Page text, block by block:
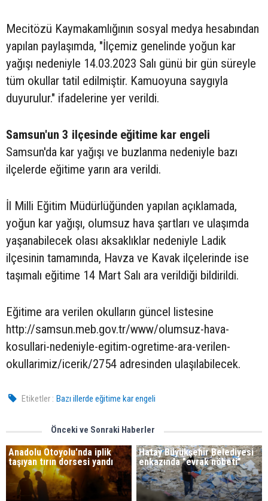
Mecitözü Kaymakamlığının sosyal medya hesabından
yapılan paylaşımda, "İlçemiz genelinde yoğun kar
yağışı nedeniyle 14.03.2023 Salı günü bir gün süreyle
tüm okullar tatil edilmiştir. Kamuoyuna saygıyla
duyurulur." ifadelerine yer verildi.
Samsun'un 3 ilçesinde eğitime kar engeli
Samsun'da kar yağışı ve buzlanma nedeniyle bazı
ilçelerde eğitime yarın ara verildi.
İl Milli Eğitim Müdürlüğünden yapılan açıklamada,
yoğun kar yağışı, olumsuz hava şartları ve ulaşımda
yaşanabilecek olası aksaklıklar nedeniyle Ladik
ilçesinin tamamında, Havza ve Kavak ilçelerinde ise
taşımalı eğitime 14 Mart Salı ara verildiği bildirildi.
Eğitime ara verilen okulların güncel listesine
http://samsun.meb.gov.tr/www/olumsuz-hava-
kosullari-nedeniyle-egitim-ogretime-ara-verilen-
okullarimiz/icerik/2754 adresinden ulaşılabilecek.
Etiketler : Bazı illerde eğitime kar engeli
Önceki ve Sonraki Haberler
Anadolu Otoyolu'nda iplik
taşıyan tırın dorsesi yandı
Hatay Büyükşehir Belediyesi
enkazında "evrak nöbeti"